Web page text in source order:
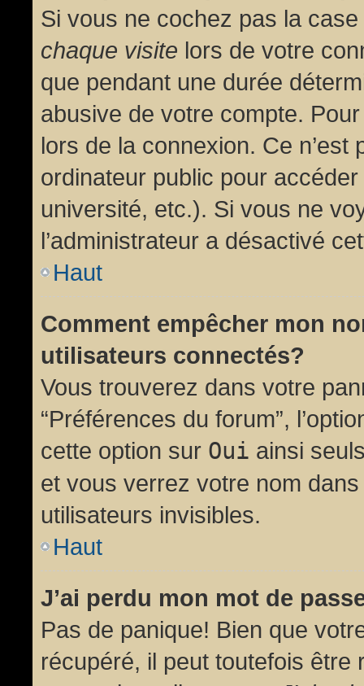
Si vous ne cochez pas la case
chaque visite lors de votre
que pendant une durée
abusive de votre compte.
lors de la connexion. Ce
ordinateur public pour
université, etc.). Si vous ne
l’administrateur a désactivé
Haut
Comment empêcher mon
utilisateurs connectés?
Vous trouverez dans votre
“Préférences du forum”,
cette option sur Oui ainsi
et vous verrez votre nom
utilisateurs invisibles.
Haut
J’ai perdu mon mot de
Pas de panique! Bien que
récupéré, il peut toutefois être